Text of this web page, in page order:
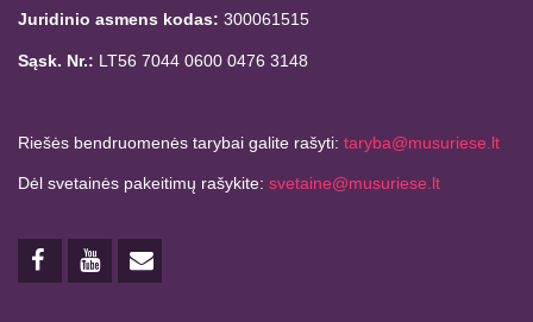
Juridinio asmens kodas: 300061515
Sąsk. Nr.: LT56 7044 0600 0476 3148
Riešės bendruomenės tarybai galite rašyti: taryba@musuriese.lt
Dėl svetainės pakeitimų rašykite: svetaine@musuriese.lt